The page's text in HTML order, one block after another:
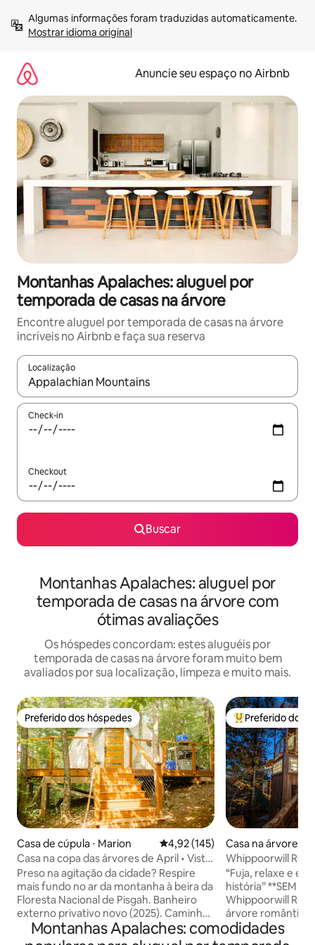
para
Mostrar idioma original
Anuncie seu espaço no Airbnb
Montanhas Apalaches: aluguel por
temporada de casas na árvore
Encontre aluguel por temporada de casas na árvore
incríveis no Airbnb e faça sua reserva
Localização
Quando os resultados estiverem disponíveis, explore-os
Check-in
Checkout
Buscar
Montanhas Apalaches: aluguel por
temporada de casas na árvore com
ótimas avaliações
Os hóspedes concordam: estes aluguéis por
temporada de casas na árvore foram muito bem
avaliados por sua localização, limpeza e muito mais.
Preferido dos hóspedes
Preferido dos hóspedes
Casa de cúpula ⋅ Marion 4,92 de uma avaliação média de
4,92 (145)
Casa na copa das árvores de April • Vista
para a montanha Blue Ridge e cachoeira
Preso na agitação da cidade? Respire
mais fundo no ar da montanha à beira da
Floresta Nacional de Pisgah. Banheiro
externo privativo novo (2025). Caminhe
por 3 trilhas panorâmicas em cachoeiras
nas proximidades ou saboreie café
Entre os
Preferido dos
Casa na árvore ⋅
Whippoorwill
“Fuja, relaxe e
história” **SEM
Whippoorwill
árvore romântica
nas copas das
Chattanooga.
Montanhas Apalaches: comodidades